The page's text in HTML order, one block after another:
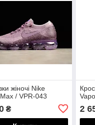
жіночі Nike
/ VPR-043
₴ 2